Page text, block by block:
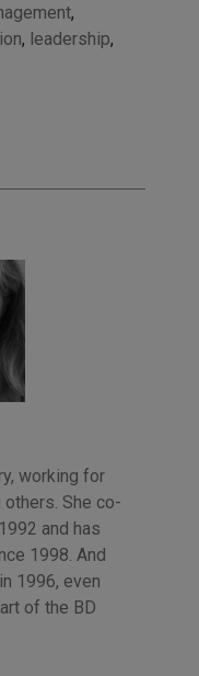
,
, leadership,
working for
She co-
and has
1998. And
1996, even
of the BD